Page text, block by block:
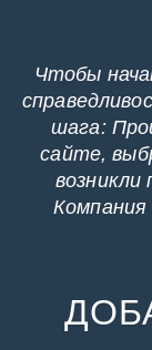
Чтобы
шага:
сайте,